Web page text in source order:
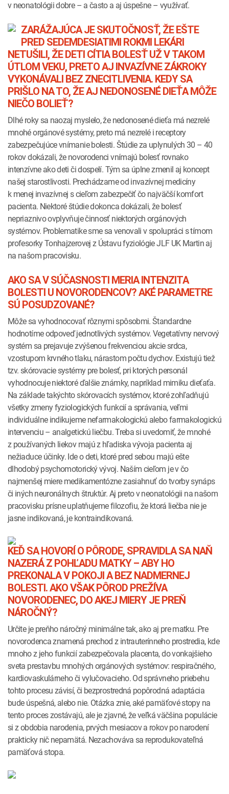
v neonatológii dobre – a často a aj úspešne – využívať.
ZARÁŽAJÚCA JE SKUTOČNOSŤ, ŽE EŠTE
PRED SEDEMDESIATIMI ROKMI LEKÁRI
NETUŠILI, ŽE DETI CÍTIA BOLESŤ UŽ V TAKOM
ÚTLOM VEKU, PRETO AJ INVAZÍVNE ZÁKROKY
VYKONÁVALI BEZ ZNECITLIVENIA. KEDY SA
PRIŠLO NA TO, ŽE AJ NEDONOSENÉ DIEŤA MÔŽE
NIEČO BOLIEŤ?
Dlhé roky sa naozaj myslelo, že nedonosené dieťa má nezrelé
mnohé orgánové systémy, preto má nezrelé i receptory
zabezpečujúce vnímanie bolesti. Štúdie za uplynulých 30 – 40
rokov dokázali, že novorodenci vnímajú bolesť rovnako
intenzívne ako deti či dospelí. Tým sa úplne zmenil aj koncept
našej starostlivosti. Prechádzame od invazívnej medicíny
k menej invazívnej s cieľom zabezpečiť čo najväčší komfort
pacienta. Niektoré štúdie dokonca dokázali, že bolesť
nepriaznivo ovplyvňuje činnosť niektorých orgánových
systémov. Problematike sme sa venovali v spolupráci s tímom
profesorky Tonhajzerovej z Ústavu fyziológie JLF UK Martin aj
na našom pracovisku.
AKO SA V SÚČASNOSTI MERIA INTENZITA
BOLESTI U NOVORODENCOV? AKÉ PARAMETRE
SÚ POSUDZOVANÉ?
Môže sa vyhodnocovať rôznymi spôsobmi. Štandardne
hodnotíme odpoveď jednotlivých systémov. Vegetatívny nervový
systém sa prejavuje zvýšenou frekvenciou akcie srdca,
vzostupom krvného tlaku, nárastom počtu dychov. Existujú tiež
tzv. skórovacie systémy pre bolesť, pri ktorých personál
vyhodnocuje niektoré ďalšie známky, napríklad mimiku dieťaťa.
Na základe takýchto skórovacích systémov, ktoré zohľadňujú
všetky zmeny fyziologických funkcií a správania, veľmi
individuálne indikujeme nefarmakologickú alebo farmakologickú
intervenciu – analgetickú liečbu. Treba si uvedomiť, že mnohé
z používaných liekov majú z hľadiska vývoja pacienta aj
nežiaduce účinky. Ide o deti, ktoré pred sebou majú ešte
dlhodobý psychomotorický vývoj. Naším cieľom je v čo
najmenšej miere medikamentózne zasiahnuť do tvorby synáps
či iných neuronálnych štruktúr. Aj preto v neonatológii na našom
pracovisku prísne uplatňujeme filozofiu, že ktorá liečba nie je
jasne indikovaná, je kontraindikovaná.
KEĎ SA HOVORÍ O PÔRODE, SPRAVIDLA SA NAŇ
NAZERÁ Z POHĽADU MATKY – ABY HO
PREKONALA V POKOJI A BEZ NADMERNEJ
BOLESTI. AKO VŠAK PÔROD PREŽÍVA
NOVORODENEC, DO AKEJ MIERY JE PREŇ
NÁROČNÝ?
Určite je preňho náročný minimálne tak, ako aj pre matku. Pre
novorodenca znamená prechod z intrauterínneho prostredia, kde
mnoho z jeho funkcií zabezpečovala placenta, do vonkajšieho
sveta prestavbu mnohých orgánových systémov: respiračného,
kardiovaskulárneho či vylučovacieho. Od správneho priebehu
tohto procesu závisí, či bezprostredná popôrodná adaptácia
bude úspešná, alebo nie. Otázka znie, aké pamäťové stopy na
tento proces zostávajú, ale je zjavné, že veľká väčšina populácie
si z obdobia narodenia, prvých mesiacov a rokov po narodení
prakticky nič nepamätá. Nezachováva sa reprodukovateľná
pamäťová stopa.